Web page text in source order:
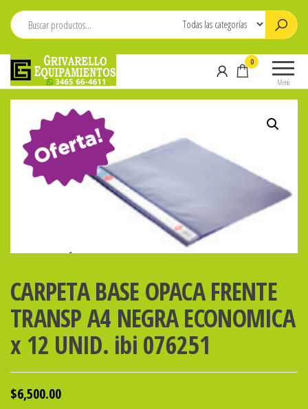
Saltar
Equipamientos
664611
Menú
0
CARPETA BASE OPACA FRENTE
TRANSP A4 NEGRA ECONOMICA
x 12 UNID. ibi 076251
$6,500.00